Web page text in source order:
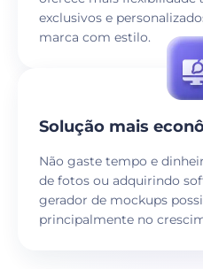
exclusivos e
marca com estilo.
Solução mais
Não gaste tempo e
de fotos ou adquirindo
gerador de mockups
principalmente no